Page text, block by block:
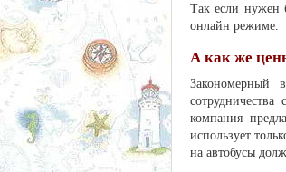
Так если нужен
онлайн режиме.
А как же
Закономерный
компания
использует
на автобусы